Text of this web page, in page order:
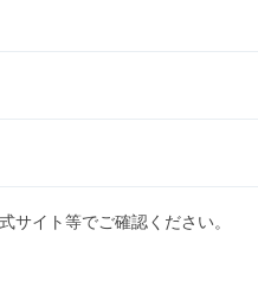
イト等でご確認ください。